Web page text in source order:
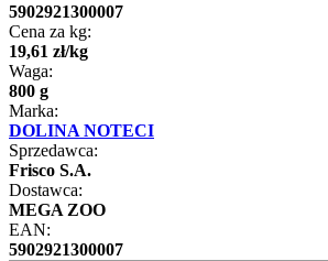
5902921300007
Cena za kg:
19,61 zł/kg
Waga:
800 g
Marka:
DOLINA NOTECI
Sprzedawca:
Frisco S.A.
Dostawca:
MEGA ZOO
EAN:
5902921300007